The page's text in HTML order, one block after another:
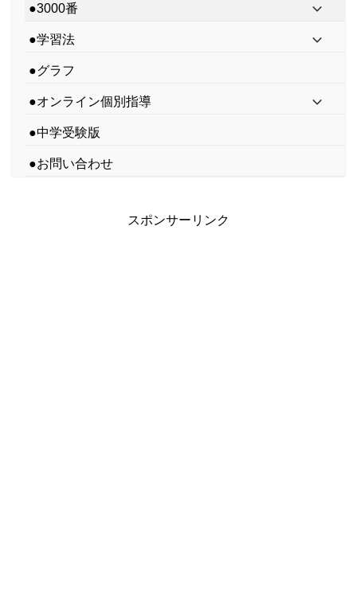
●3000番
●学習法
●グラフ
●オンライン個別指導
●中学受験版
●お問い合わせ
スポンサーリンク